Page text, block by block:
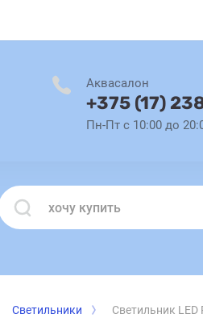
Аквасалон
+375 (17)
Пн-Пт с 10:00 до
Светильники Светильник